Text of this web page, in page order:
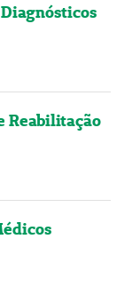
Reabilitação